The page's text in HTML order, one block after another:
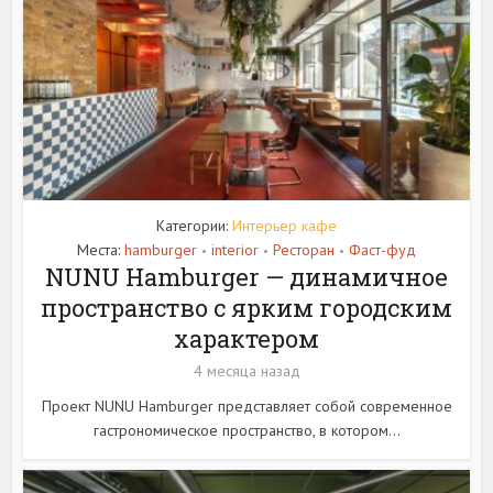
Категории: Интерьер кафе
Места: hamburger • interior • Ресторан • Фаст-фуд
NUNU Hamburger — динамичное
пространство с ярким городским
характером
4 месяца назад
Проект NUNU Hamburger представляет собой современное
гастрономическое пространство, в котором...